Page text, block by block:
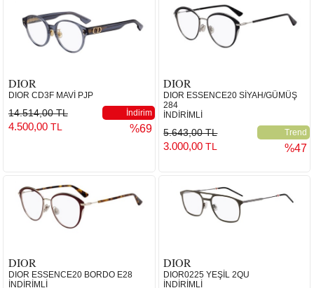
DIOR
DIOR CD3F MAVİ PJP
14.514,00 TL İndirim
4.500,00 TL %69
DIOR
DIOR ESSENCE20 SİYAH/GÜMÜŞ
284
İNDİRİMLİ
5.643,00 TL Trend
3.000,00TL %47
DIOR
DIOR ESSENCE20 BORDO E28
İNDİRİMLİ
DIOR
DIOR0225 YEŞİL 2QU
İNDİRİMLİ